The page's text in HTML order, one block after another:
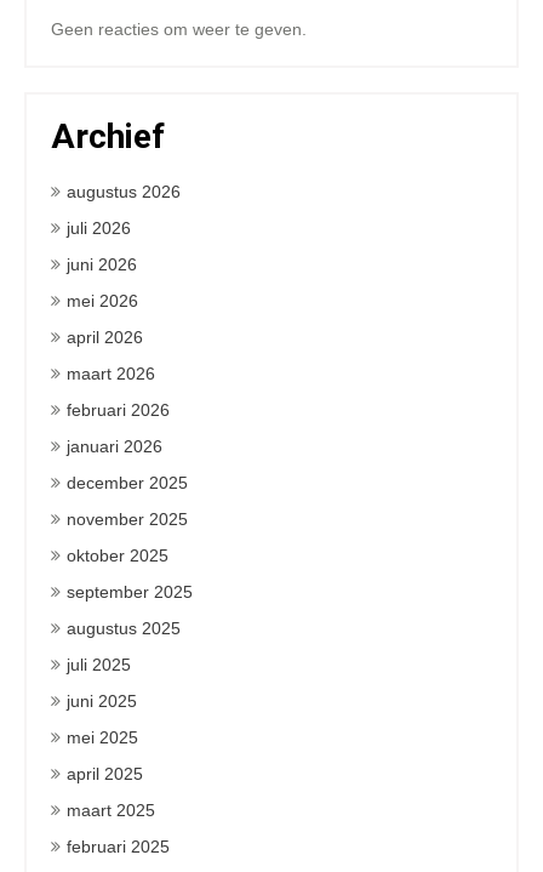
Geen reacties om weer te geven.
Archief
augustus 2026
juli 2026
juni 2026
mei 2026
april 2026
maart 2026
februari 2026
januari 2026
december 2025
november 2025
oktober 2025
september 2025
augustus 2025
juli 2025
juni 2025
mei 2025
april 2025
maart 2025
februari 2025